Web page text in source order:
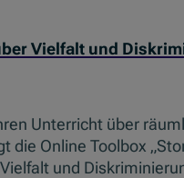
Vielfalt und
Unterricht über
die Online Toolbox
und